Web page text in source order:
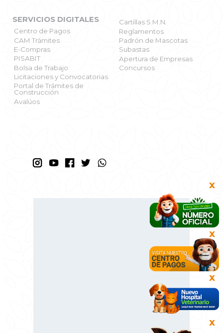
SERVICIOS DIGITALES
Centro de Pagos
CAM Trámites
E-Compras
PISABIT
Bolsa de Trabajo
Licitaciones y Convocatorias
Portal de Trámites de
Construcción
Avalúos
Cartillas S.M.N.
Reglamentos
Padrón de Mascotas
Subastas
Apertura de Empresas
Concursos
X
X
X
X